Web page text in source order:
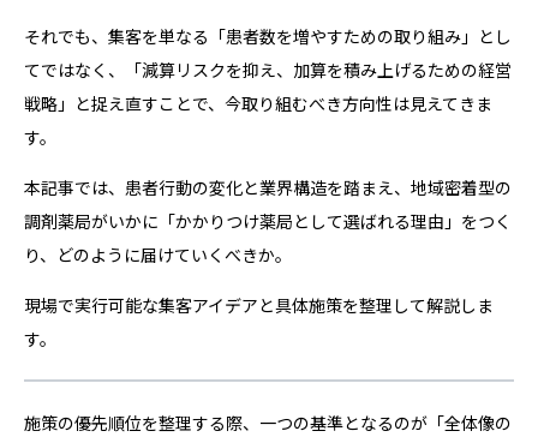
それでも、集客を単なる「患者数を増やすための取り組み」とし
てではなく、「減算リスクを抑え、加算を積み上げるための経営
戦略」と捉え直すことで、今取り組むべき方向性は見えてきま
す。
本記事では、患者行動の変化と業界構造を踏まえ、地域密着型の
調剤薬局がいかに「かかりつけ薬局として選ばれる理由」をつく
り、どのように届けていくべきか。
現場で実行可能な集客アイデアと具体施策を整理して解説しま
す。
施策の優先順位を整理する際、一つの基準となるのが「全体像の